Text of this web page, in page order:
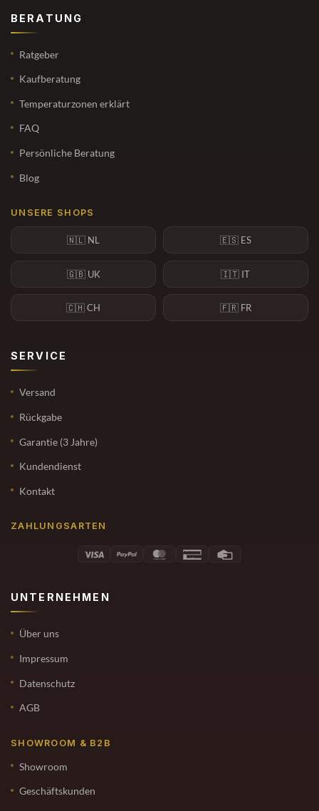
BERATUNG
Ratgeber
Kaufberatung
Temperaturzonen erklärt
FAQ
Persönliche Beratung
Blog
UNSERE SHOPS
🇳🇱 NL 🇪🇸 ES
🇬🇧 UK 🇮🇹 IT
🇨🇭 CH 🇫🇷 FR
SERVICE
Versand
Rückgabe
Garantie (3 Jahre)
Kundendienst
Kontakt
ZAHLUNGSARTEN
UNTERNEHMEN
Über uns
Impressum
Datenschutz
AGB
SHOWROOM & B2B
Showroom
Geschäftskunden